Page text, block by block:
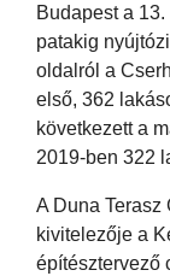
Budapest a
patakig
oldalról a
első, 362
következett a
2019-ben 322
A Duna Terasz
kivitelezője a
építésztervező